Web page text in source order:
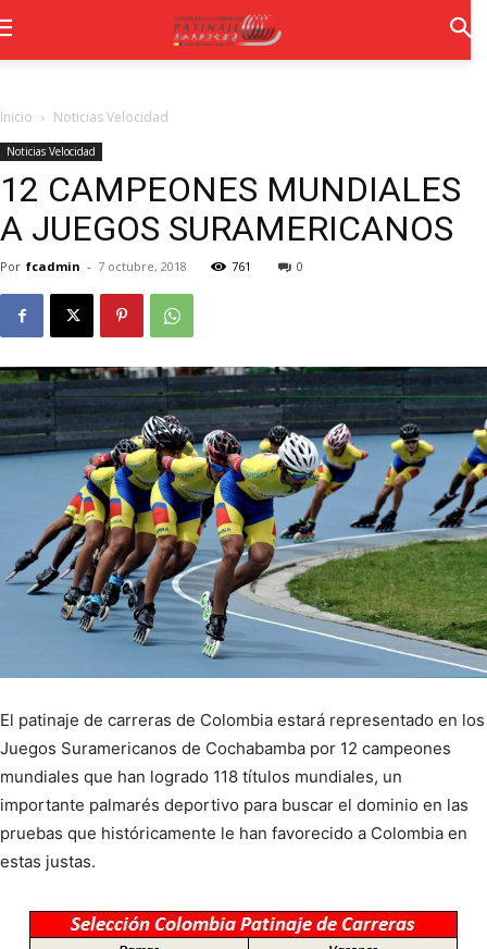
Inicio Noticias Velocidad
Noticias Velocidad
12 CAMPEONES MUNDIALES
A JUEGOS SURAMERICANOS
Por fcadmin - 7 octubre, 2018 761 0
El patinaje de carreras de Colombia estará representado en los
Juegos Suramericanos de Cochabamba por 12 campeones
mundiales que han logrado 118 títulos mundiales, un
importante palmarés deportivo para buscar el dominio en las
pruebas que históricamente le han favorecido a Colombia en
estas justas.